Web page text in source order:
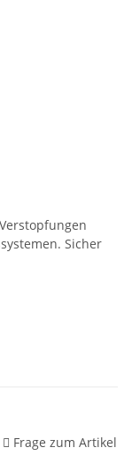
Sicher
Frage zum Artikel